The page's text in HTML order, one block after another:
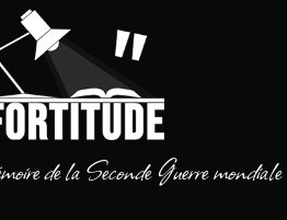
de la Seconde Guerre mondiale